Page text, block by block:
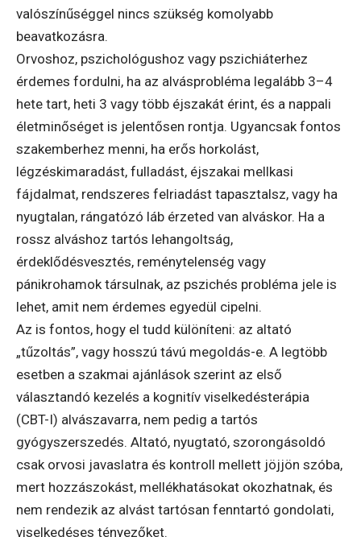
valószínűséggel nincs szükség komolyabb
beavatkozásra.
Orvoshoz, pszichológushoz vagy pszichiáterhez
érdemes fordulni, ha az alvásprobléma legalább 3–4
hete tart, heti 3 vagy több éjszakát érint, és a nappali
életminőséget is jelentősen rontja. Ugyancsak fontos
szakemberhez menni, ha erős horkolást,
légzéskimaradást, fulladást, éjszakai mellkasi
fájdalmat, rendszeres felriadást tapasztalsz, vagy ha
nyugtalan, rángatózó láb érzeted van alváskor. Ha a
rossz alváshoz tartós lehangoltság,
érdeklődésvesztés, reménytelenség vagy
pánikrohamok társulnak, az pszichés probléma jele is
lehet, amit nem érdemes egyedül cipelni.
Az is fontos, hogy el tudd különíteni: az altató
„tűzoltás”, vagy hosszú távú megoldás-e. A legtöbb
esetben a szakmai ajánlások szerint az első
választandó kezelés a kognitív viselkedésterápia
(CBT-I) alvászavarra, nem pedig a tartós
gyógyszerszedés. Altató, nyugtató, szorongásoldó
csak orvosi javaslatra és kontroll mellett jöjjön szóba,
mert hozzászokást, mellékhatásokat okozhatnak, és
nem rendezik az alvást tartósan fenntartó gondolati,
viselkedéses tényezőket.